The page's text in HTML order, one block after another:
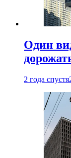
Один
2 года спустя